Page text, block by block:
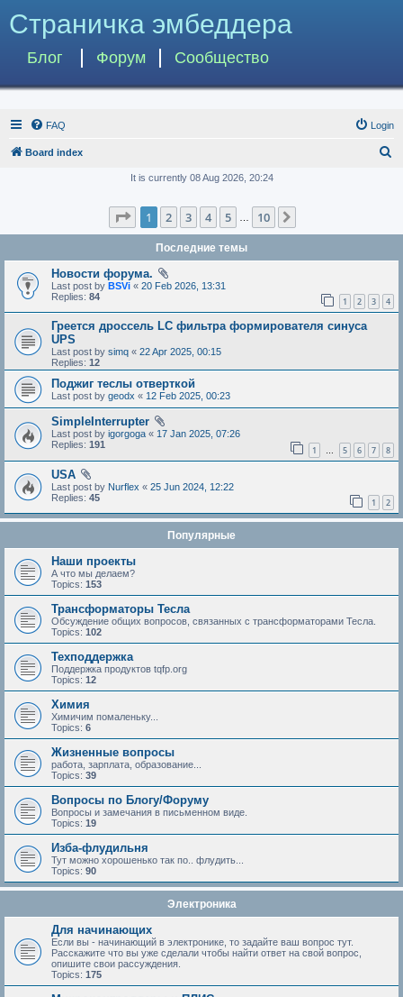
Страничка эмбеддера
Блог Форум Сообщество
FAQ Login
Board index
c
h
It is currently 08 Aug 2026, 20:24
Page 1of 10
1 2 3 4 5 10
Последние темы
Новости форума.
Last post by BSVi « 20 Feb 2026, 13:31
Replies: 84 1 2 3 4
Греется дроссель LC фильтра формирователя синуса
UPS
Last post by simq « 22 Apr 2025, 00:15
Replies: 12
Поджиг теслы отверткой
Last post by geodx « 12 Feb 2025, 00:23
SimpleInterrupter
Last post by igorgoga « 17 Jan 2025, 07:26
Replies: 191 1 … 5 6 7 8
USA
Last post by Nurflex « 25 Jun 2024, 12:22
Replies: 45 1 2
Популярные
Наши проекты
А что мы делаем?
Topics: 153
Трансформаторы Тесла
Обсуждение общих вопросов, связанных с трансформаторами Тесла.
Topics: 102
Техподдержка
Поддержка продуктов tqfp.org
Topics: 12
Химия
Химичим помаленьку...
Topics: 6
Жизненные вопросы
работа, зарплата, образование...
Topics: 39
Вопросы по Блогу/Форуму
Вопросы и замечания в письменном виде.
Topics: 19
Изба-флудильня
Тут можно хорошенько так по.. флудить...
Topics: 90
Электроника
Для начинающих
Если вы - начинающий в электронике, то задайте ваш вопрос тут.
Расскажите что вы уже сделали чтобы найти ответ на свой вопрос,
опишите свои рассуждения.
Topics: 175